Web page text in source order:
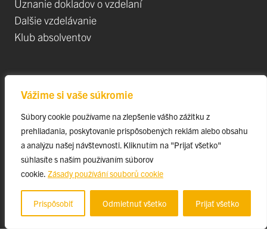
Vážime si vaše súkromie
Súbory cookie používame na zlepšenie vášho zážitku z
prehliadania, poskytovanie prispôsobených reklám alebo obsahu
a analýzu našej návštevnosti. Kliknutím na "Prijať všetko"
súhlasíte s naším používaním súborov
cookie. Zásady používání souborů cookie
Prispôsobiť Odmietnuť všetko Prijať všetko
Uznanie dokladov o vzdelaní
Dalšie vzdelávanie
Klub absolventov
Projekty
Špičkové tímy
TIP-UPJŠ
Vedecké parky
Evidencia publikačnej činnosti
Habilitačné a vymenúvacie konania